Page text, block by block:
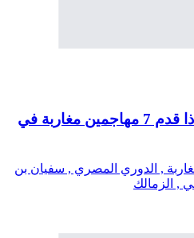
قبل انطلاقة بن جديدة.. ماذا قدم 7 مهاجمين مغاربة في
, الدوري المصري , سفيان بن
, الزمالك